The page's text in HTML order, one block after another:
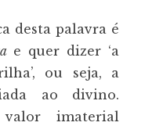
desta palavra é
e quer dizer ‘a
ou seja, a
ao divino.
imaterial